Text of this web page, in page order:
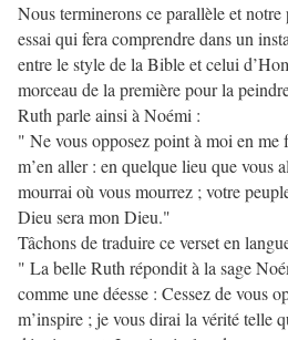
Nous terminerons ce parallèle et
essai qui fera comprendre dans un
entre le style de la Bible et celui
morceau de la première pour la
Ruth parle ainsi à Noémi :
" Ne vous opposez point à moi en me
m’en aller : en quelque lieu que vous
mourrai où vous mourrez ; votre
Dieu sera mon Dieu."
Tâchons de traduire ce verset en
" La belle Ruth répondit à la sage
comme une déesse : Cessez de vous
m’inspire ; je vous dirai la vérité telle